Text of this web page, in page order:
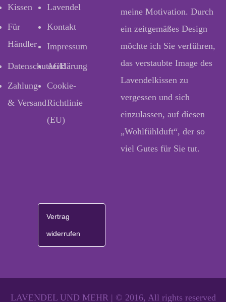
Kissen
Lavendel
Für
Händler
Kontakt
Impressum
Datenschutzerklärung
AGB
Zahlung
& Versand
Cookie-
Richtlinie
(EU)
meine Motivation. Durch
ein zeitgemäßes Design
möchte ich Sie verführen,
das verstaubte Image des
Lavendelkissen zu
vergessen und sich
einzulassen, auf diesen
„Wohlfühlduft“, der so
viel Gutes für Sie tut.
Vertrag
widerrufen
LAVENDEL UND MEHR | © 2016, All rights reserved